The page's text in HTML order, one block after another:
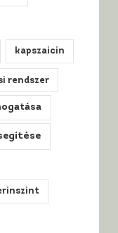
kapszaicin
rendszer